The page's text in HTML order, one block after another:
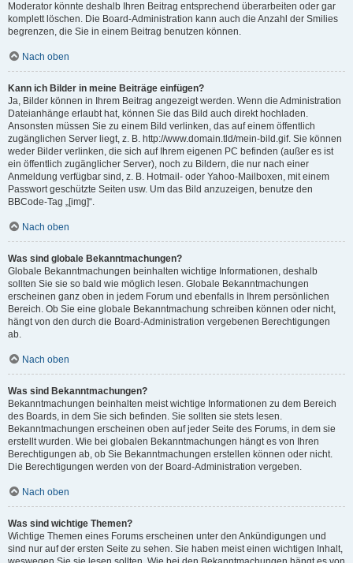
Moderator könnte deshalb Ihren Beitrag entsprechend überarbeiten oder gar
komplett löschen. Die Board-Administration kann auch die Anzahl der Smilies
begrenzen, die Sie in einem Beitrag benutzen können.
Nach oben
Kann ich Bilder in meine Beiträge einfügen?
Ja, Bilder können in Ihrem Beitrag angezeigt werden. Wenn die Administration
Dateianhänge erlaubt hat, können Sie das Bild auch direkt hochladen.
Ansonsten müssen Sie zu einem Bild verlinken, das auf einem öffentlich
zugänglichen Server liegt, z. B. http://www.domain.tld/mein-bild.gif. Sie können
weder Bilder verlinken, die sich auf Ihrem eigenen PC befinden (außer es ist
ein öffentlich zugänglicher Server), noch zu Bildern, die nur nach einer
Anmeldung verfügbar sind, z. B. Hotmail- oder Yahoo-Mailboxen, mit einem
Passwort geschützte Seiten usw. Um das Bild anzuzeigen, benutze den
BBCode-Tag „[img]“.
Nach oben
Was sind globale Bekanntmachungen?
Globale Bekanntmachungen beinhalten wichtige Informationen, deshalb
sollten Sie sie so bald wie möglich lesen. Globale Bekanntmachungen
erscheinen ganz oben in jedem Forum und ebenfalls in Ihrem persönlichen
Bereich. Ob Sie eine globale Bekanntmachung schreiben können oder nicht,
hängt von den durch die Board-Administration vergebenen Berechtigungen
ab.
Nach oben
Was sind Bekanntmachungen?
Bekanntmachungen beinhalten meist wichtige Informationen zu dem Bereich
des Boards, in dem Sie sich befinden. Sie sollten sie stets lesen.
Bekanntmachungen erscheinen oben auf jeder Seite des Forums, in dem sie
erstellt wurden. Wie bei globalen Bekanntmachungen hängt es von Ihren
Berechtigungen ab, ob Sie Bekanntmachungen erstellen können oder nicht.
Die Berechtigungen werden von der Board-Administration vergeben.
Nach oben
Was sind wichtige Themen?
Wichtige Themen eines Forums erscheinen unter den Ankündigungen und
sind nur auf der ersten Seite zu sehen. Sie haben meist einen wichtigen Inhalt,